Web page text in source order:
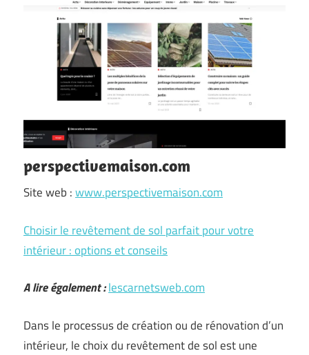
perspectivemaison.com
Site web :www.perspectivemaison.com
Choisir le revêtement de sol parfait pour votre
intérieur : options et conseils
A lire également :lescarnetsweb.com
Dans le processus de création ou de rénovation d’un
intérieur, le choix du revêtement de sol est une